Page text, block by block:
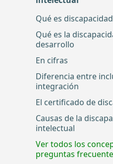
Qué es
Qué es la
desarrollo
En cifras
Diferencia entre
integración
El certificado de
Causas de la
intelectual
Ver todos los
preguntas